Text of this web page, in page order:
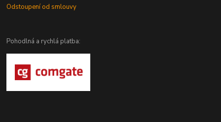
Odstoupení od smlouvy
Pohodlná a rychlá platba: